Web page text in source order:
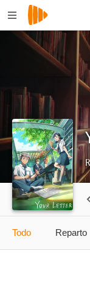
Todo Reparto